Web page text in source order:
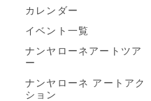
カレンダー
イベント一覧
ナンヤローネアートツア
ー
ナンヤローネ アートアク
ション